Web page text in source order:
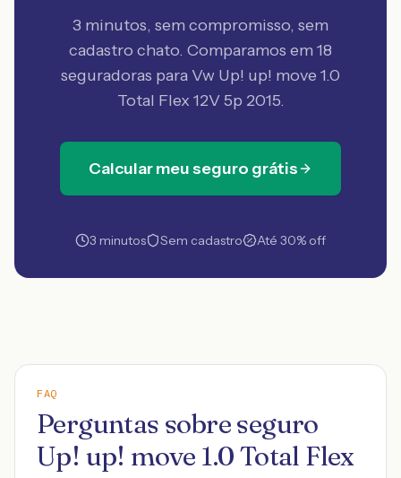
3 minutos, sem compromisso, sem
cadastro chato. Comparamos em 18
seguradoras para Vw Up! up! move 1.0
Total Flex 12V 5p 2015.
Calcular meu seguro grátis
3 minutos Sem cadastro Até 30% off
FAQ
Perguntas sobre seguro
Up! up! move 1.0 Total Flex